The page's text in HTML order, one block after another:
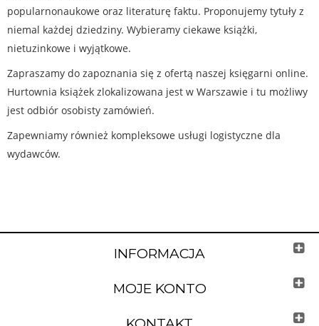
popularnonaukowe oraz literaturę faktu. Proponujemy tytuły z
niemal każdej dziedziny. Wybieramy ciekawe książki,
nietuzinkowe i wyjątkowe.
Zapraszamy do zapoznania się z ofertą naszej księgarni online.
Hurtownia książek zlokalizowana jest w Warszawie i tu możliwy
jest odbiór osobisty zamówień.
Zapewniamy również kompleksowe usługi logistyczne dla
wydawców.
INFORMACJA
MOJE KONTO